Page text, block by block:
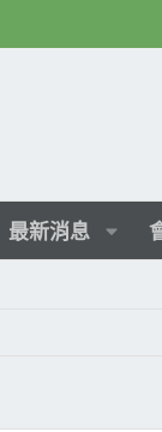
最新消息